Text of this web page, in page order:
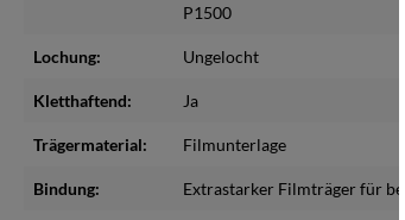
P1500
Lochung: Ungelocht
Kletthaftend: Ja
Trägermaterial: Filmunterlage
Bindung: Extrastarker Filmträger für